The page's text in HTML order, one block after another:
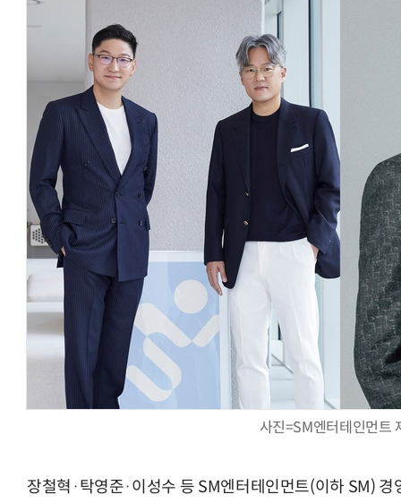
사진=SM엔터테인먼트
장철혁·탁영준·이성수 등 SM엔터테인먼트(이하 SM)
AI Native Enterprise를 지원하는 AI Ready Data